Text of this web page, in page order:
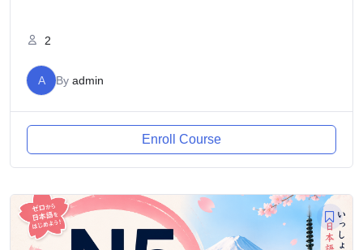
2
A By admin
Enroll Course